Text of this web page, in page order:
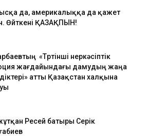
да, америкалыққа да қажет
Өйткені ҚАЗАҚПЫН!
«Төртінші өнеркәсіптік
жағдайындағы дамудың жаңа
атты Қазақстан халқына
Ресей батыры Серік